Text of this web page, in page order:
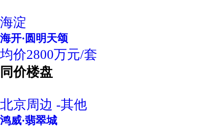
海淀
海开·圆明天颂
均价2800万元/套
同价楼盘
北京周边 -其他
鸿威·翡翠城